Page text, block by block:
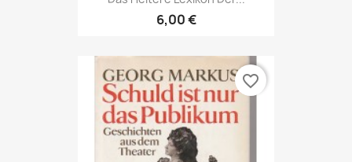
6,00 €
favorite_border